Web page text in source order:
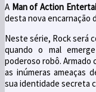
A Man of Action
desta nova encarnação
Neste série, Rock será
quando o mal
poderoso robô. Armado
as inúmeras ameaças
sua identidade secreta